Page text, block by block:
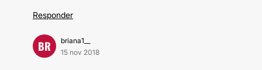
Responder
BR
briana1__
15 nov 2018